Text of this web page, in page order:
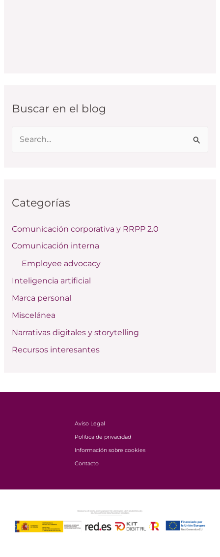
Buscar en el blog
a
p
o
:
Categorías
Comunicación corporativa y RRPP 2.0
Comunicación interna
Employee advocacy
Inteligencia artificial
Marca personal
Miscelánea
Narrativas digitales y storytelling
Recursos interesantes
Aviso Legal
Política de privacidad
Información sobre cookies
Contacto